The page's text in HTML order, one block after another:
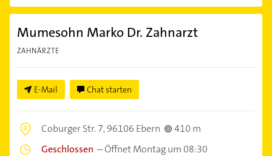
Mumesohn Marko Dr. Zahnarzt
ZAHNÄRZTE
E-Mail Chat starten
Coburger Str. 7,96106 Ebern
410 m
Geschlossen –Öffnet Montag um 08:30